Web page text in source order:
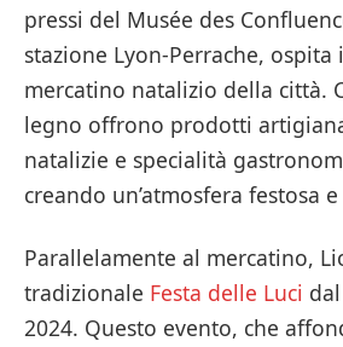
pressi del Musée des
stazione Lyon-Perrache,
mercatino natalizio della città.
legno offrono prodotti
natalizie e specialità
creando un’atmosfera festosa
Parallelamente al mercatino,
tradizionale Festa delle Luci
2024. Questo evento, che